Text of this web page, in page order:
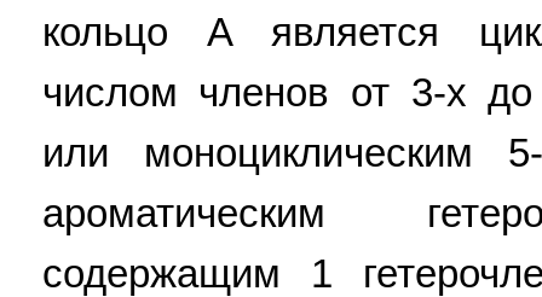
кольцо A является
числом членов от 3-х
или моноциклическим
ароматическим
содержащим 1